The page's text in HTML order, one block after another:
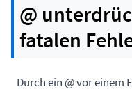
@
fatalen
Durch ein @ vor